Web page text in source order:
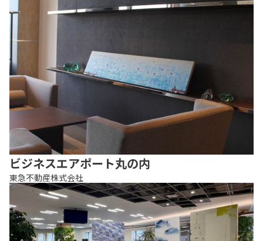
ビジネスエアポート丸の内
東急不動産株式会社